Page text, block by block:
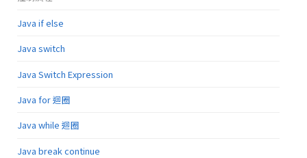
Java if else
Java switch
Java Switch Expression
Java for 迴圈
Java while 迴圈
Java break continue